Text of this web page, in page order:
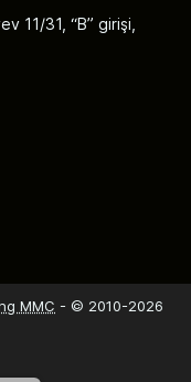
11/31, “B” girişi,
MMC - © 2010-2026